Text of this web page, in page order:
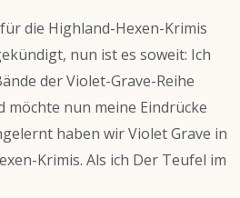
die Highland-Hexen-Krimis
nun ist es soweit: Ich
der Violet-Grave-Reihe
nun meine Eindrücke
haben wir Violet Grave in
Krimis. Als ich Der Teufel im